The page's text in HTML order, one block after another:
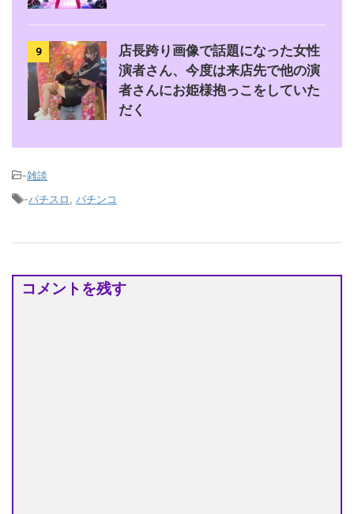
9
店長跨り画像で話題になった女性
演者さん、今度は来店先で他の演
者さんにお姫様抱っこをしていた
だく
-雑談
-パチスロ パチンコ
コメントを残す